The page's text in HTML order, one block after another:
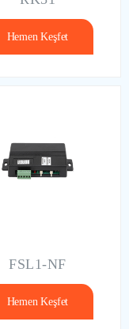
Hemen Keşfet
FSL1-NF
Hemen Keşfet